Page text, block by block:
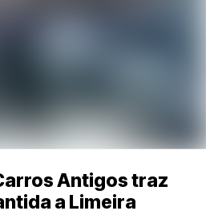
Antigos traz
a Limeira